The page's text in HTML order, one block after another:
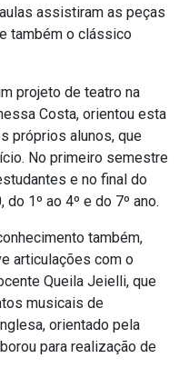
assistiram as peças
também o clássico
projeto de teatro na
Costa, orientou esta
próprios alunos, que
No primeiro semestre
e no final do
1º ao 4º e do 7º ano.
também,
articulações com o
Queila Jeielli, que
musicais de
orientado pela
para realização de